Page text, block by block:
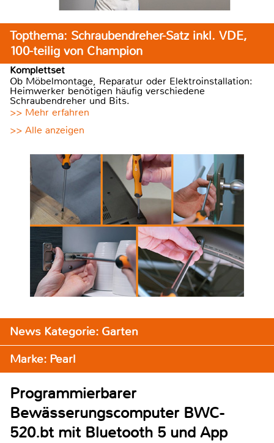
Topthema: Schraubendreher-Satz inkl. VDE,
100-teilig von Champion
Komplettset
Ob Möbelmontage, Reparatur oder Elektroinstallation:
Heimwerker benötigen häufig verschiedene
Schraubendreher und Bits.
>> Mehr erfahren
>> Alle anzeigen
News Kategorie: Garten
Marke: Pearl
Programmierbarer
Bewässerungscomputer BWC-
520.bt mit Bluetooth 5 und App